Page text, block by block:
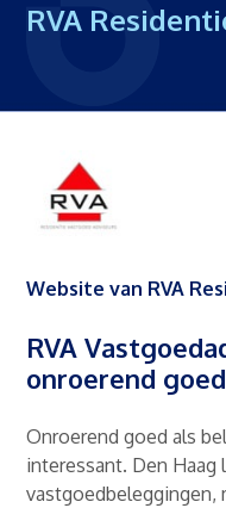
RVA
Website van RVA
RVA
onroerend
Onroerend goed als
interessant. Den
vastgoedbeleggingen,